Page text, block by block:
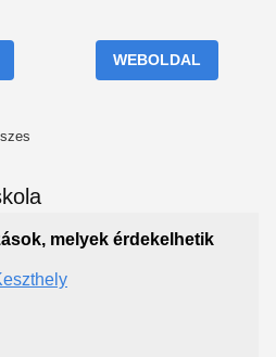
WEBOLDAL
melyek érdekelhetik